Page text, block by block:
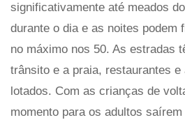
significativamente até meados
durante o dia e as noites podem
no máximo nos 50. As estradas
trânsito e a praia, restaurantes e
lotados. Com as crianças de
momento para os adultos